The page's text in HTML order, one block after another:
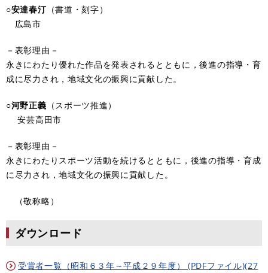
○安達春汀 （書道・刻字）
広島市
－表彰理由－
永きにわたり優れた作品を発表されるとともに，後進の指導・育
成に尽力され，地域文化の振興に貢献した。
○河野正義 （スポーツ推進）
安芸高田市
－表彰理由－
永きにわたりスポーツ活動を続けるとともに，後進の指導・育成
に尽力され，地域文化の振興に貢献した。
（敬称略）
ダウンロード
受賞者一覧（昭和６３年～平成２９年度） (PDFファイル)(27